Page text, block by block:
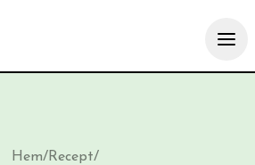
Hem/Recept/